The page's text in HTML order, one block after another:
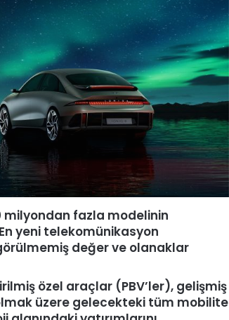
milyondan fazla modelinin
yeni telekomünikasyon
değer ve olanaklar
özel araçlar (PBV’ler), gelişmiş
üzere gelecekteki tüm mobilite